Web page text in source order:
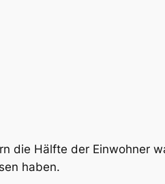
die Hälfte der Einwohner
haben.